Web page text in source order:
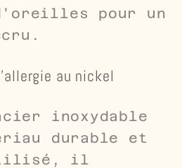
pour un
au nickel
inoxydable
durable et
il